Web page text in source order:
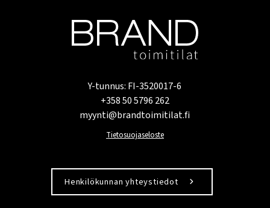
Y-tunnus: FI-3520017-6
+358 50 5796 262
myynti@brandtoimitilat.fi
Tietosuojaseloste
Henkilökunnan yhteystiedot